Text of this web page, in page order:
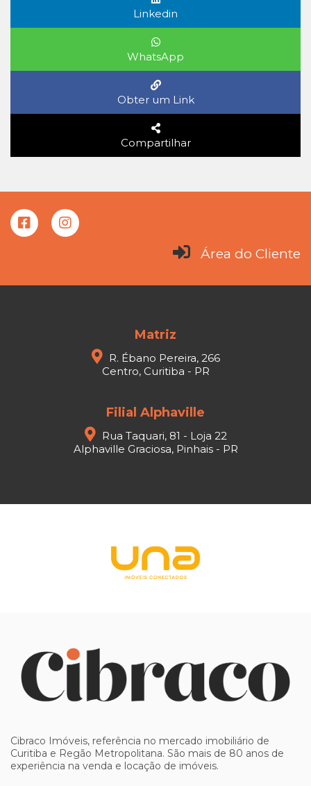
Linkedin
WhatsApp
Obter um Link
Compartilhar
Área do Cliente
Matriz
R. Ébano Pereira, 266
Centro, Curitiba - PR
Filial Alphaville
Rua Taquari, 81 - Loja 22
Alphaville Graciosa, Pinhais - PR
Cibraco Imóveis, referência no mercado imobiliário de
Curitiba e Regão Metropolitana. São mais de 80 anos de
experiência na venda e locação de imóveis.